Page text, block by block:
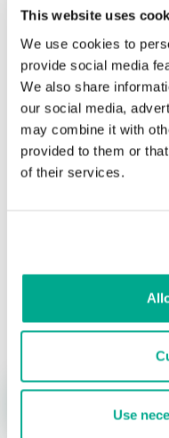
This website uses
We use cookies to
provide social media
We also share
our social media,
may combine it with
provided to them or
of their services.
Use
sobre la infección.
Un KeyGen
Su dirección de correo
campos obligatorios